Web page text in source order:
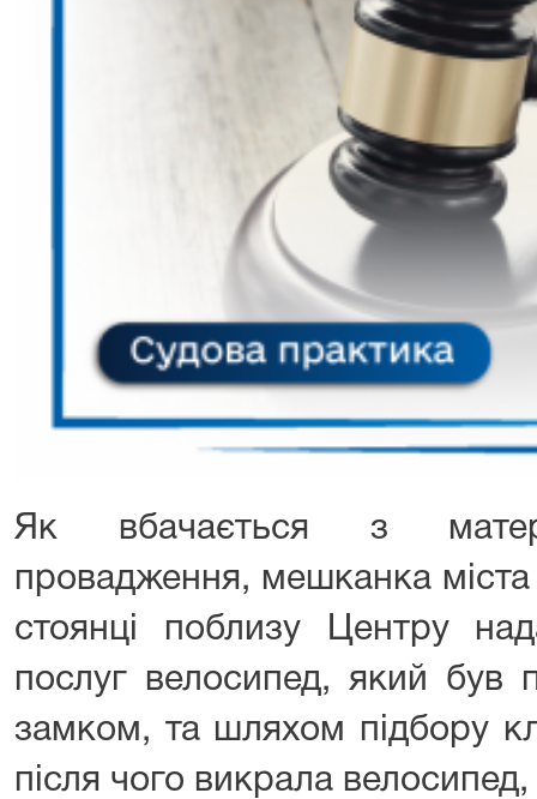
Як вбачається з
провадження, мешканка
стоянці поблизу Центру
послуг велосипед, який був
замком, та шляхом підбору
після чого викрала